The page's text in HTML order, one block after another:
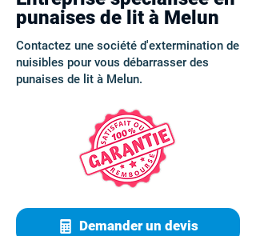
punaises de lit à Melun
Contactez une société d'extermination de
nuisibles pour vous débarrasser des
punaises de lit à Melun.
Demander un devis